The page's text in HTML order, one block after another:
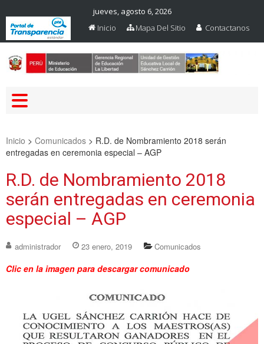
jueves, agosto 6, 2026
Inicio
Mapa Del Sitio Contactanos
Inicio > Comunicados > R.D. de Nombramiento 2018 serán
entregadas en ceremonia especial – AGP
R.D. de Nombramiento 2018
serán entregadas en ceremonia
especial – AGP
administrador 23 enero, 2019 Comunicados
Clic en la imagen para descargar comunicado